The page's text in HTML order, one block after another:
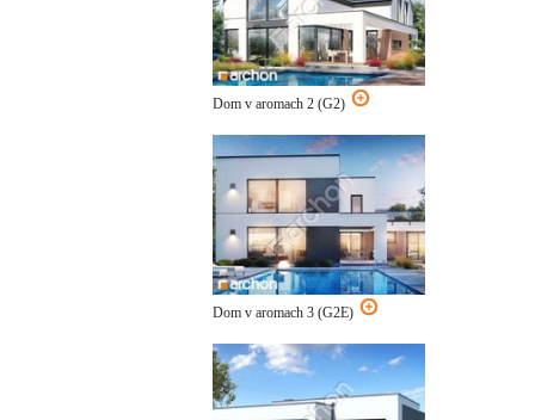
Dom v aromach 2 (G2)
Dom v aromach 3 (G2E)